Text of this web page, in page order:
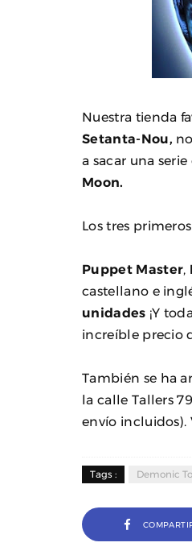
Nuestra tienda
Setanta-Nou,
a sacar una
Moon.
Los tres
Puppet Master
castellano e
unidades ¡Y
increíble precio
También se ha
la calle Tallers
envío incluidos).
Tags : Demonic